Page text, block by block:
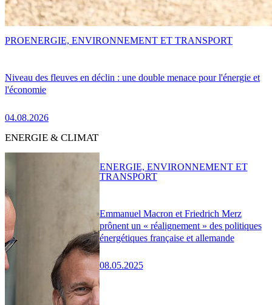
Niveau des fleuves en déclin : une double menace pour l'énergie et
l'économie
04.08.2026
PROENERGIE, ENVIRONNEMENT ET TRANSPORT
ENERGIE & CLIMAT
Emmanuel Macron et Friedrich Merz
prônent un « réalignement » des politiques
énergétiques française et allemande
08.05.2025
ENERGIE, ENVIRONNEMENT ET
TRANSPORT